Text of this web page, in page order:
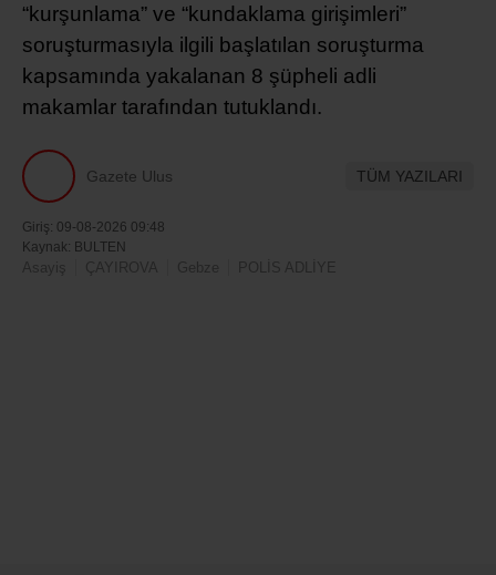
“kurşunlama” ve “kundaklama girişimleri”
soruşturmasıyla ilgili başlatılan soruşturma
kapsamında yakalanan 8 şüpheli adli
makamlar tarafından tutuklandı.
Gazete Ulus TÜM YAZILARI
Giriş: 09-08-2026 09:48
Kaynak: BULTEN
Asayiş ÇAYIROVA Gebze POLİS ADLİYE